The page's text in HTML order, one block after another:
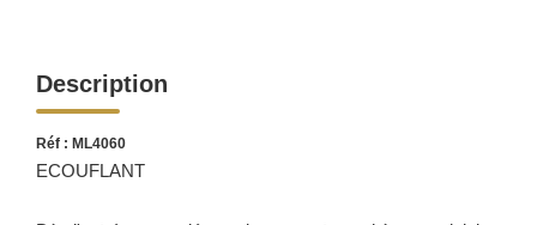
Description
Réf : ML4060
ECOUFLANT